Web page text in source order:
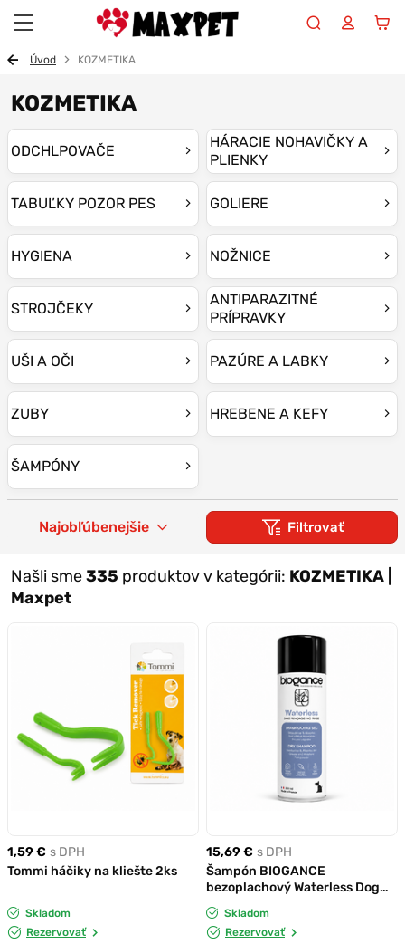
Úvod KOZMETIKA
KOZMETIKA
ODCHLPOVAČE
HÁRACIE NOHAVIČKY A
PLIENKY
TABUĽKY POZOR PES GOLIERE
HYGIENA NOŽNICE
STROJČEKY
ANTIPARAZITNÉ
PRÍPRAVKY
UŠI A OČI PAZÚRE A LABKY
ZUBY HREBENE A KEFY
ŠAMPÓNY
Filtrovať
Našli sme335 produktov v kategórii: KOZMETIKA |
Maxpet
Najobľúbenejšie
1,59 € s DPH
Tommi háčiky na kliešte 2ks
Skladom
Rezervovať
15,69 € s DPH
Šampón BIOGANCE
bezoplachový Waterless Dog
dry (sprej) 300 ml
Skladom
Rezervovať